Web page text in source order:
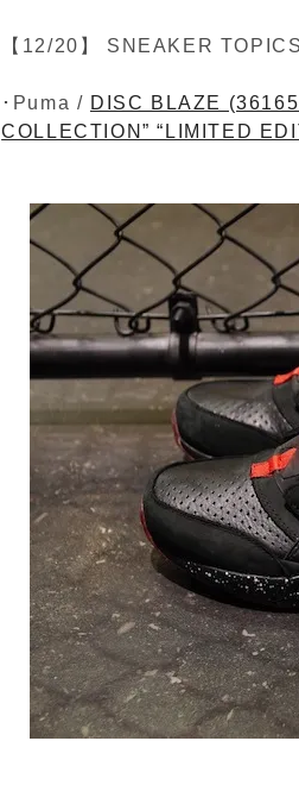
【12/20】 SNEAKER TOPICS
･Puma / DISC BLAZE
COLLECTION” “LIMITED